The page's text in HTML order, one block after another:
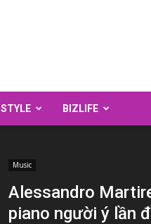
STYLE BIZLIFE
Music
Alessandro
piano người ý lần